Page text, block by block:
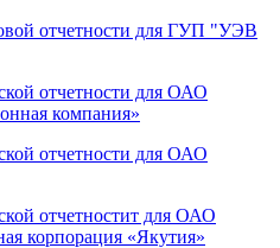
отчетности для ГУП "УЭВ
отчетности для ОАО
компания»
отчетности для ОАО
отчетностит для ОАО
корпорация «Якутия»